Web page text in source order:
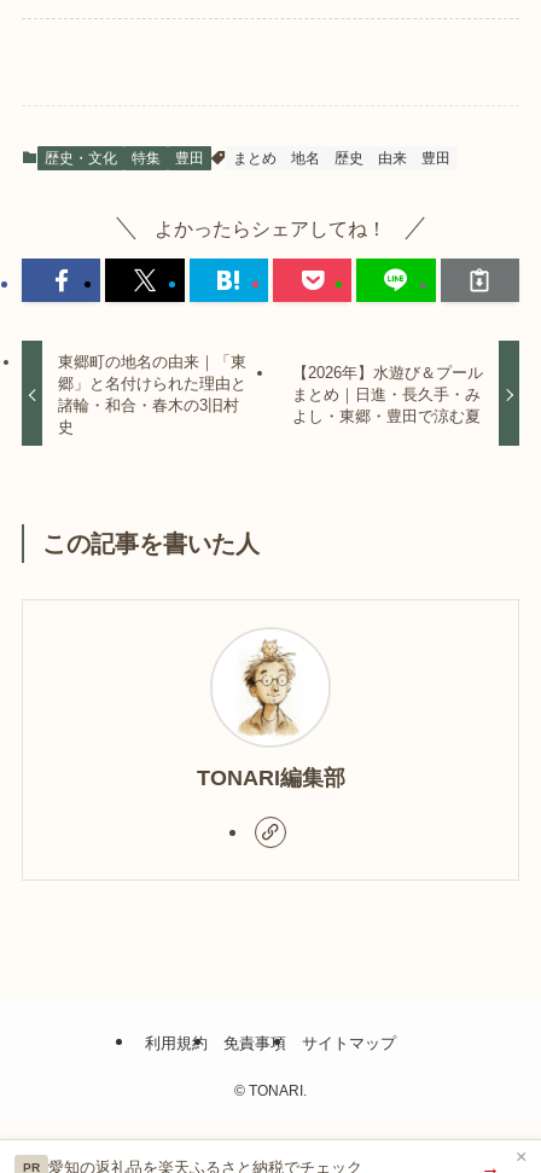
歴史・文化 特集 豊田 まとめ 地名 歴史 由来 豊田
よかったらシェアしてね！
東郷町の地名の由来｜「東
郷」と名付けられた理由と
諸輪・和合・春木の3旧村
史
【2026年】水遊び＆プール
まとめ｜日進・長久手・み
よし・東郷・豊田で涼む夏
この記事を書いた人
TONARI編集部
利用規約 免責事項 サイトマップ
© TONARI.
PR 愛知の返礼品を楽天ふるさと納税でチェック → ×